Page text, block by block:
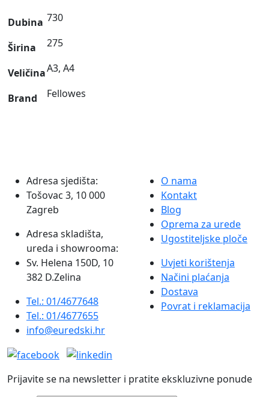
Dubina 730
Širina 275
VeličinaA3, A4
Brand Fellowes
Adresa sjedišta:
Tošovac 3, 10 000
Zagreb
Adresa skladišta,
ureda i showrooma:
Sv. Helena 150D, 10
382 D.Zelina
Tel.: 01/4677648
Tel.: 01/4677655
info@euredski.hr
O nama
Kontakt
Blog
Oprema za urede
Ugostiteljske ploče
Uvjeti korištenja
Načini plaćanja
Dostava
Povrat i reklamacija
Prijavite se na newsletter i pratite ekskluzivne ponude